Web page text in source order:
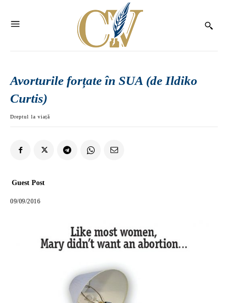
Avorturile forțate în SUA (de Ildiko
Curtis)
Dreptul la viață
Guest Post
09/09/2016